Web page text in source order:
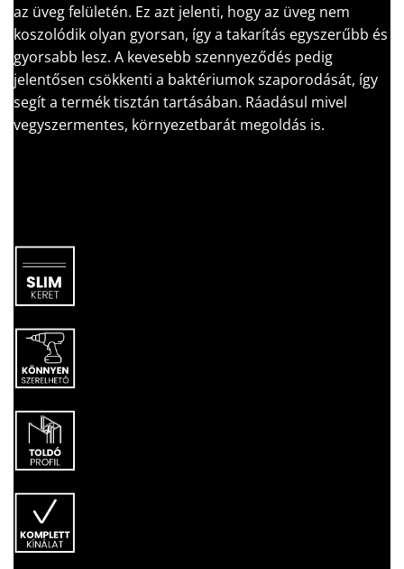
az üveg felületén. Ez azt jelenti, hogy az üveg nem
koszolódik olyan gyorsan, így a takarítás egyszerűbb és
gyorsabb lesz. A kevesebb szennyeződés pedig
jelentősen csökkenti a baktériumok szaporodását, így
segít a termék tisztán tartásában. Ráadásul mivel
vegyszermentes, környezetbarát megoldás is.